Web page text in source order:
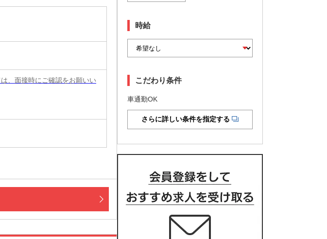
、面接時にご確認をお願いい
時給
こだわり条件
車通勤OK
さらに詳しい条件を指定する